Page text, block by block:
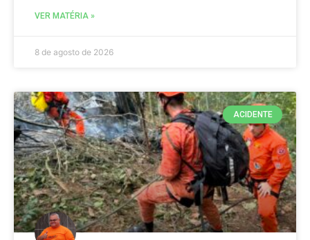
VER MATÉRIA »
8 de agosto de 2026
ACIDENTE